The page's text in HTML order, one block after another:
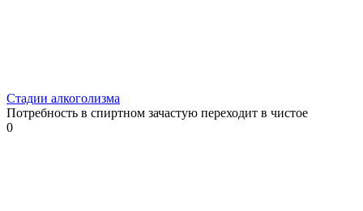
Стадии алкоголизма
Потребность в спиртном зачастую переходит в чистое
0